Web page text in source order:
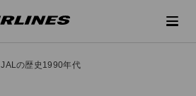
JALの歴史1990年代